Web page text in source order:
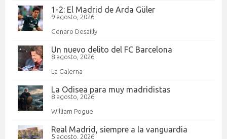
1-2: El Madrid de Arda Güler
9 agosto, 2026
Genaro Desailly
Un nuevo delito del FC Barcelona
8 agosto, 2026
La Galerna
La Odisea para muy madridistas
8 agosto, 2026
William Pogue
Real Madrid, siempre a la vanguardia
5 agosto, 2026